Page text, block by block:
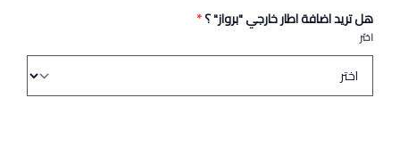
هل تريد اضافة اطار خارجي "برواز" ؟*
اختر